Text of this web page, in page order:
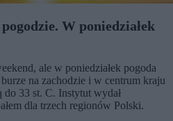
W poniedziałek
ale w poniedziałek pogoda
na zachodzie i w centrum kraju
do 33 st. C. Instytut wydał
dla trzech regionów Polski.